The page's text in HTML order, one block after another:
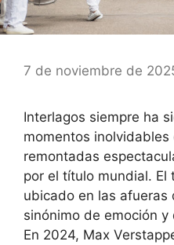
7 de noviembre de
Interlagos siempre ha
momentos inolvidables
remontadas
por el título mundial. El
ubicado en las afueras
sinónimo de emoción
En 2024, Max